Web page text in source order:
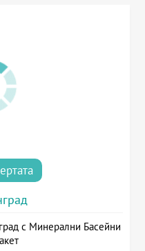
с Минерални Басейни